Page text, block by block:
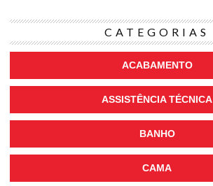
CATEGORIAS
ACABAMENTO
ASSISTÊNCIA TÉCNICA
BANHO
CAMA